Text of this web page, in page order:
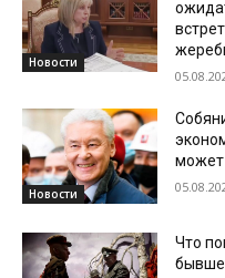
Новости
Новости
может
Что